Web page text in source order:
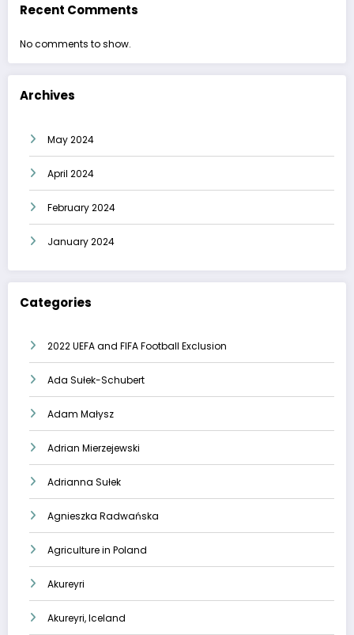
Recent Comments
No comments to show.
Archives
May 2024
April 2024
February 2024
January 2024
Categories
2022 UEFA and FIFA Football Exclusion
Ada Sułek-Schubert
Adam Małysz
Adrian Mierzejewski
Adrianna Sułek
Agnieszka Radwańska
Agriculture in Poland
Akureyri
Akureyri, Iceland